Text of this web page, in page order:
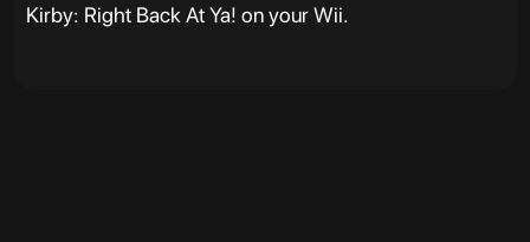
Kirby: Right Back At Ya! on your Wii.